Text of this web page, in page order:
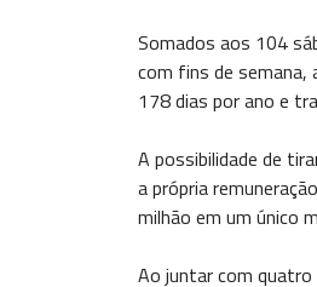
Somados aos 104
com fins de semana,
178 dias por ano e
A possibilidade de
a própria
milhão em um único
Ao juntar com